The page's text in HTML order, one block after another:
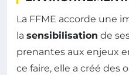
La FFME accorde une
la sensibilisation de
prenantes aux enjeux
ce faire, elle a créé des